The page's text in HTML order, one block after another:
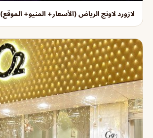
لازورد لاونج الرياض (الأسعار+ المنيو+ الموقع)